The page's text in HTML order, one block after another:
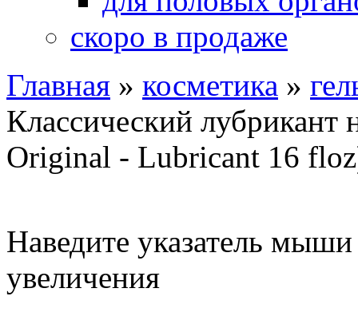
скоро в продаже
Главная » косметика »
Классический лубрикант
Original - Lubricant 16
Наведите указатель
увеличения